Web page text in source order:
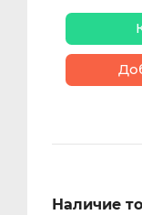
Наличие